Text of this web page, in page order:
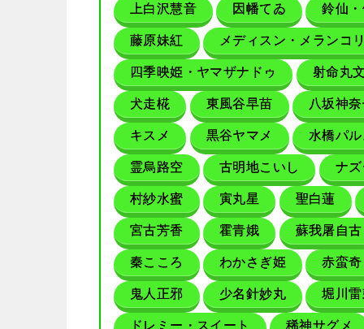
上白沢慧音 因幡てゐ 鈴仙
藤原妹紅 メディスン・メランコ
四季映姫・ヤマザナドゥ 射命丸
犬走椛 東風谷早苗 八坂神
キスメ 黒谷ヤマメ 水橋パ
霊烏路空 古明地こいし ナ
村紗水蜜 寅丸星 聖白蓮
宮古芳香 霍青娥 蘇我屠自古
秦こころ わかさぎ姫 赤蛮奇
鬼人正邪 少名針妙丸 堀川
ドレミー・スイート 稀神サグメ